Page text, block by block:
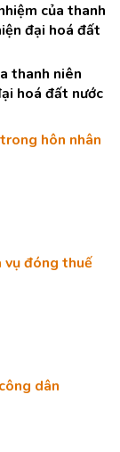
của thanh
đại hoá đất
thanh niên
hoá đất nước
hôn nhân
vụ đóng thuế
dân